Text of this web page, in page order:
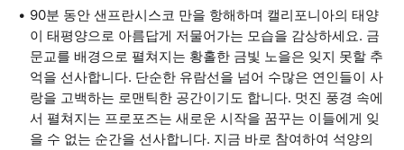
90분 동안 샌프란시스코 만을 항해하며 캘리포니아의 태양
이 태평양으로 아름답게 저물어가는 모습을 감상하세요. 금
문교를 배경으로 펼쳐지는 황홀한 금빛 노을은 잊지 못할 추
억을 선사합니다. 단순한 유람선을 넘어 수많은 연인들이 사
랑을 고백하는 로맨틱한 공간이기도 합니다. 멋진 풍경 속에
서 펼쳐지는 프로포즈는 새로운 시작을 꿈꾸는 이들에게 잊
을 수 없는 순간을 선사합니다. 지금 바로 참여하여 석양의